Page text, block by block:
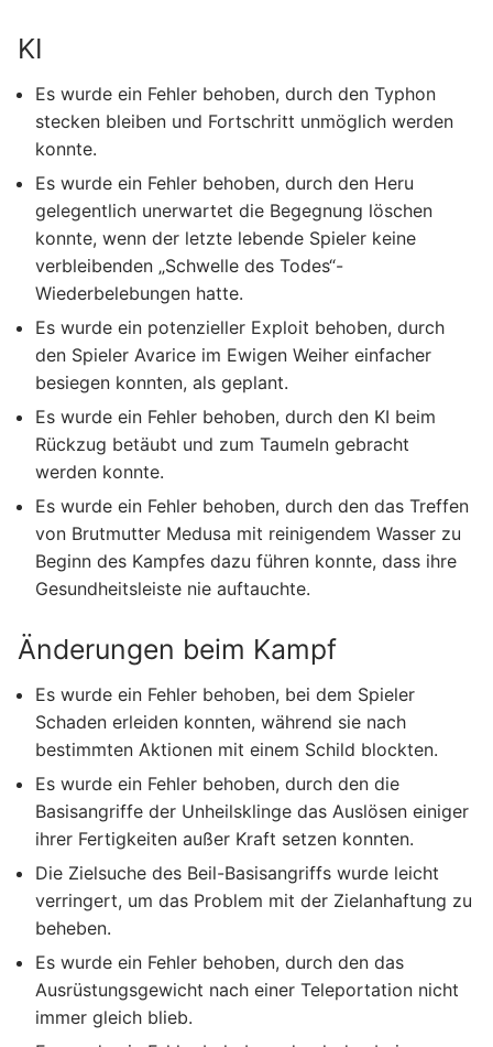
KI
Es wurde ein Fehler behoben, durch den Typhon
stecken bleiben und Fortschritt unmöglich werden
konnte.
Es wurde ein Fehler behoben, durch den Heru
gelegentlich unerwartet die Begegnung löschen
konnte, wenn der letzte lebende Spieler keine
verbleibenden „Schwelle des Todes“-
Wiederbelebungen hatte.
Es wurde ein potenzieller Exploit behoben, durch
den Spieler Avarice im Ewigen Weiher einfacher
besiegen konnten, als geplant.
Es wurde ein Fehler behoben, durch den KI beim
Rückzug betäubt und zum Taumeln gebracht
werden konnte.
Es wurde ein Fehler behoben, durch den das Treffen
von Brutmutter Medusa mit reinigendem Wasser zu
Beginn des Kampfes dazu führen konnte, dass ihre
Gesundheitsleiste nie auftauchte.
Änderungen beim Kampf
Es wurde ein Fehler behoben, bei dem Spieler
Schaden erleiden konnten, während sie nach
bestimmten Aktionen mit einem Schild blockten.
Es wurde ein Fehler behoben, durch den die
Basisangriffe der Unheilsklinge das Auslösen einiger
ihrer Fertigkeiten außer Kraft setzen konnten.
Die Zielsuche des Beil-Basisangriffs wurde leicht
verringert, um das Problem mit der Zielanhaftung zu
beheben.
Es wurde ein Fehler behoben, durch den das
Ausrüstungsgewicht nach einer Teleportation nicht
immer gleich blieb.